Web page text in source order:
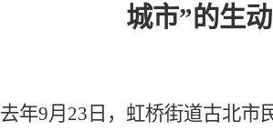
城市”的生
去年9月23日，虹桥街道古北市